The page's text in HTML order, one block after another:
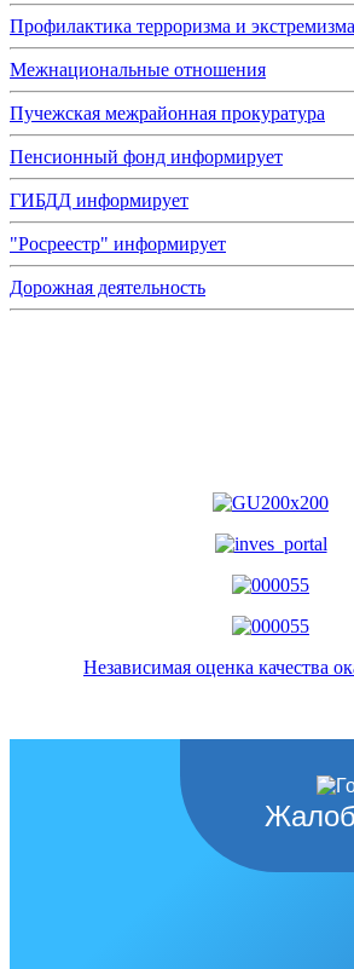
Профилактика терроризма и экстремизма
Межнациональные отношения
Пучежская межрайонная прокуратура
Пенсионный фонд информирует
ГИБДД информирует
"Росреестр" информирует
Дорожная деятельность
Независимая оценка качества